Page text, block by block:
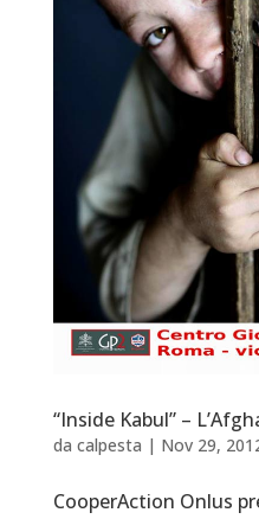
“Inside Kabul” –
da calpesta | Nov 29,
CooperAction Onlus